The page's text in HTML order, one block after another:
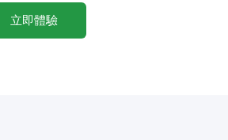
立即體驗